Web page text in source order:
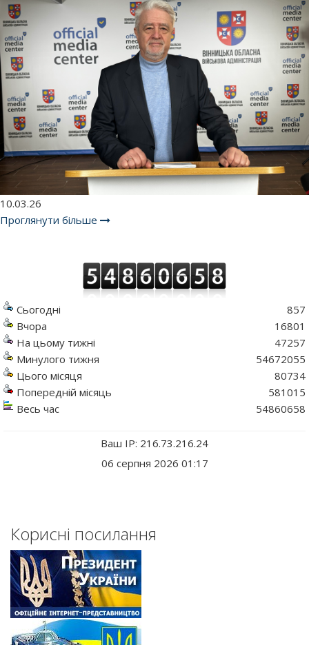
10.03.26
Проглянути більше
Сьогодні
Вчора
На цьому тижні
Минулого тижня
Цього місяця
Попередній місяць
Весь час
857
16801
47257
54672055
80734
581015
54860658
Ваш IP: 216.73.216.24
06 серпня 2026 01:17
Корисні посилання